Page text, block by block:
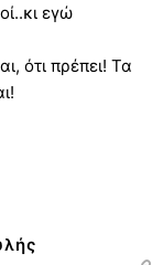
εγώ
ότι πρέπει! Τα